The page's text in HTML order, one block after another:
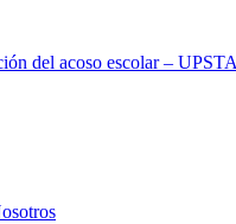
del acoso escolar –